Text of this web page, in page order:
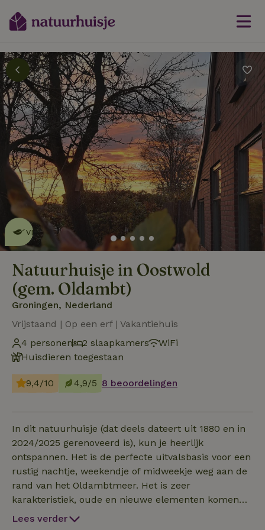
Dit natuurhuisje is eco-
vriendelijk lees meer
Natuurhuisje in Oostwold
(gem. Oldambt)
Groningen, Nederland
Vrijstaand | Op een erf | Vakantiehuis
4 personen
2 slaapkamers
WiFi
Huisdieren toegestaan
9,4/10 4,9/5 8 beoordelingen
In dit natuurhuisje (dat deels dateert uit 1880 en in
2024/2025 gerenoveerd is), kun je heerlijk
ontspannen. Het is de perfecte uitvalsbasis voor een
rustig nachtje, weekendje of midweekje weg aan de
rand van het Oldambtmeer. Het is zeer
karakteristiek, oude en nieuwe elementen komen
samen. Het huisje (75m2) is volledig zelfstandig met
Lees verder